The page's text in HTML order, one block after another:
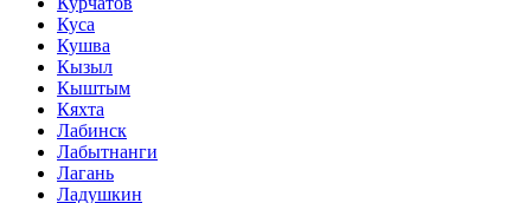
Куса
Кушва
Кызыл
Кыштым
Кяхта
Лабинск
Лабытнанги
Лагань
Ладушкин